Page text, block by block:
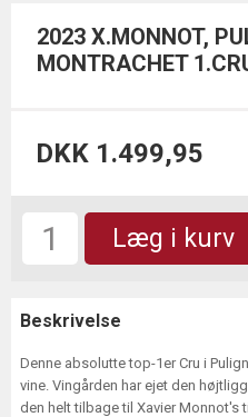
2023 X.MONNOT,
MONTRACHET
DKK 1.499,95
Læg i kurv
Beskrivelse
Denne absolutte top-1er Cru i
vine. Vingården har ejet den
den helt tilbage til Xavier